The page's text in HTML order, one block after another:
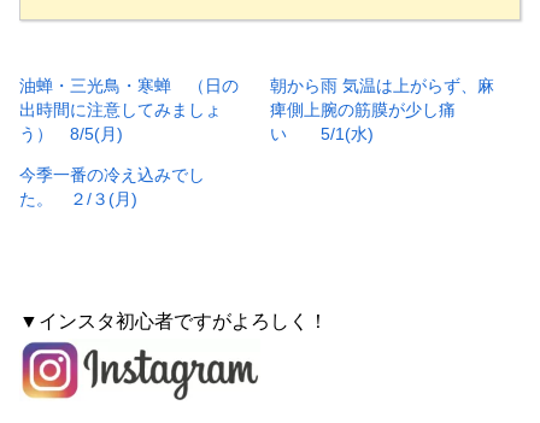
油蝉・三光鳥・寒蝉 （日の
出時間に注意してみましょ
う） 8/5(月)
朝から雨 気温は上がらず、麻
痺側上腕の筋膜が少し痛
い 5/1(水)
今季一番の冷え込みでし
た。 ２/３(月)
▼インスタ初心者ですがよろしく！